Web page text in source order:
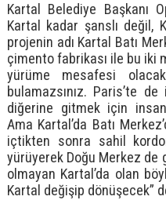
Kartal Belediye Başkanı
Kartal kadar şanslı değil,
projenin adı Kartal Batı
çimento fabrikası ile bu iki
yürüme mesafesi
bulamazsınız. Paris’te
diğerine gitmek için
Ama Kartal’da Batı
içtikten sonra sahil
yürüyerek Doğu Merkez
olmayan Kartal’da olan
Kartal değişip dönüşecek”